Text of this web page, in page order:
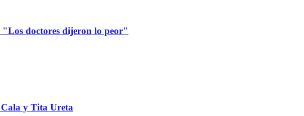
"Los doctores dijeron lo peor"
y Tita Ureta